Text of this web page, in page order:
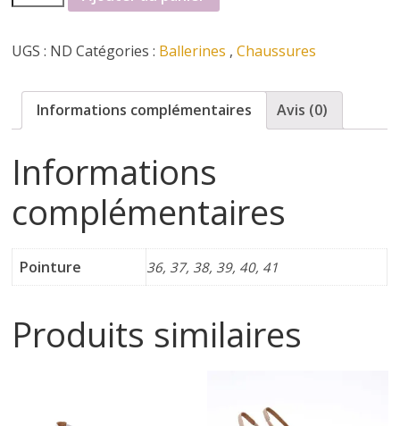
f
é
m
i
n
i
n
e
de
reqins
UGS : ND Catégories : Ballerines ,Chaussures
Informations complémentaires Avis (0)
Informations
complémentaires
Pointure 36, 37, 38, 39, 40, 41
Produits similaires